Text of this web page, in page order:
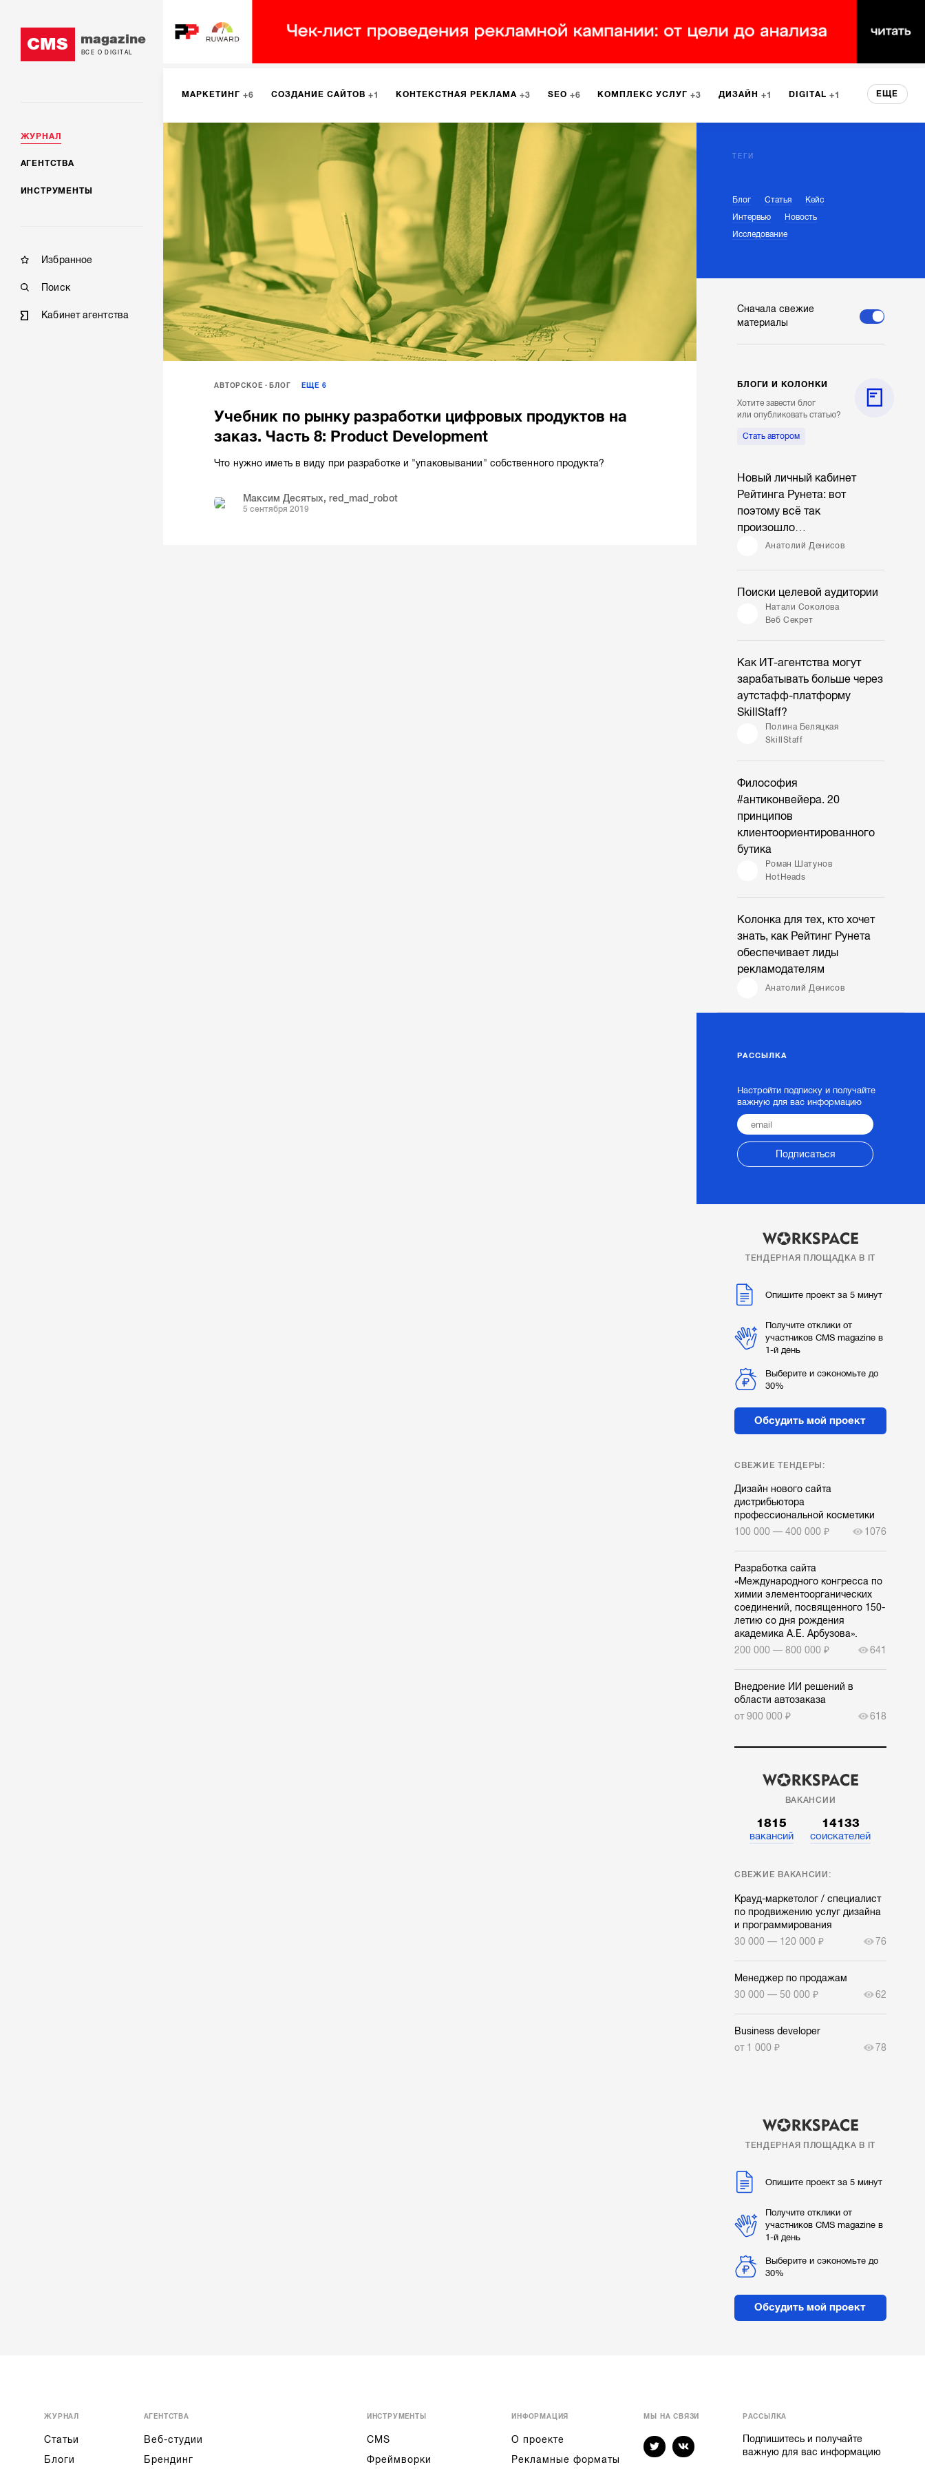
CMS magazine
ВСЕ О DIGITAL
ЖУРНАЛ
АГЕНТСТВА
ИНСТРУМЕНТЫ
Избранное
Поиск
Кабинет агентства
МАРКЕТИНГ 6 СОЗДАНИЕ САЙТОВ 1 КОНТЕКСТНАЯ РЕКЛАМА 3 SEO 6 КОМПЛЕКС УСЛУГ 3 ДИЗАЙН 1 DIGITAL 1
SMM ИНТЕРНЕТ-МАРКЕТИНГ 9 ПРОГРАММИРОВАНИЕ 1 ИСПОЛЬЗОВАНИЕ СЕРВИСА 3 БРЕНДИНГ
МОБИЛЬНАЯ РАЗРАБОТКА ЮЗАБИЛИТИ ИНТРАНЕТ МОНИТОРИНГ МЕНЕДЖМЕНТ
ЕЩЕ
АВТОРСКОЕ БЛОГ ЕЩЕ 6
Учебник по рынку разработки цифровых продуктов на
заказ. Часть 8: Product Development
Что нужно иметь в виду при разработке и "упаковывании" собственного продукта?
Максим Десятых, red_mad_robot
5 сентября 2019
ТЕГИ
Блог Статья
Кейс
Интервью
Новость
Исследование
Сначала свежие
материалы
БЛОГИ И КОЛОНКИ
Хотите завести блог
или опубликовать статью?
Стать автором
Новый личный кабинет
Рейтинга Рунета: вот
поэтому всё так
произошло…
Анатолий Денисов
Поиски целевой аудитории
Натали Соколова
Веб Секрет
Как ИТ-агентства могут
зарабатывать больше через
аутстафф-платформу
SkillStaff?
Полина Беляцкая
SkillStaff
Философия
#антиконвейера. 20
принципов
клиентоориентированного
бутика
Роман Шатунов
HotHeads
Колонка для тех, кто хочет
знать, как Рейтинг Рунета
обеспечивает лиды
рекламодателям
Анатолий Денисов
РАССЫЛКА
Настройти подписку и получайте
важную для вас информацию
Подписаться
ТЕНДЕРНАЯ ПЛОЩАДКА В IT
Опишите проект за 5 минут
Получите отклики от
участников CMS magazine в
1-й день
Выберите и сэкономьте до
30%
Обсудить мой проект
СВЕЖИЕ ТЕНДЕРЫ:
Дизайн нового сайта
дистрибьютора
профессиональной косметики
100 000 — 400 000 ₽
1076
Разработка сайта
«Международного конгресса по
химии элементоорганических
соединений, посвященного 150-
летию со дня рождения
академика А.Е. Арбузова».
200 000 — 800 000 ₽
641
Внедрение ИИ решений в
области автозаказа
от 900 000 ₽
618
ВАКАНСИИ
1815
вакансий
14133
соискателей
СВЕЖИЕ ВАКАНСИИ:
Крауд-маркетолог / специалист
по продвижению услуг дизайна
и программирования
30 000 — 120 000 ₽
76
Менеджер по продажам
30 000 — 50 000 ₽
62
Business developer
от 1 000 ₽
78
ТЕНДЕРНАЯ ПЛОЩАДКА В IT
Опишите проект за 5 минут
Получите отклики от
участников CMS magazine в
1-й день
Выберите и сэкономьте до
30%
Обсудить мой проект
ЖУРНАЛ
Статьи
Блоги
АГЕНТСТВА
Веб-студии
Брендинг
ИНСТРУМЕНТЫ
CMS
Фреймворки
ИНФОРМАЦИЯ
О проекте
Рекламные форматы
МЫ НА СВЯЗИ РАССЫЛКА
Подпишитесь и получайте
важную для вас информацию